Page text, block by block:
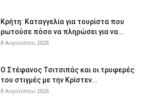
Κρήτη: Καταγγελία για τουρίστα που
ρωτούσε πόσο να πληρώσει για να...
8 Αυγούστου 2026
Ο Στέφανος Τσιτσιπάς και οι τρυφερές
του στιγμές με την Κρίστεν...
8 Αυγούστου 2026